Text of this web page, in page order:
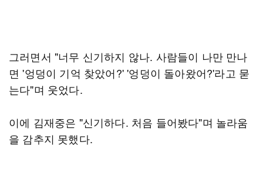
그러면서 "너무 신기하지 않나. 사람들이 나만 만나
면 '엉덩이 기억 찾았어?' '엉덩이 돌아왔어?'라고 묻
는다"며 웃었다.
이에 김재중은 "신기하다. 처음 들어봤다"며 놀라움
을 감추지 못했다.